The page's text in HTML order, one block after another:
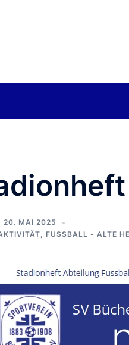
20. MAI 2025
, FUSSBALL - ALTE